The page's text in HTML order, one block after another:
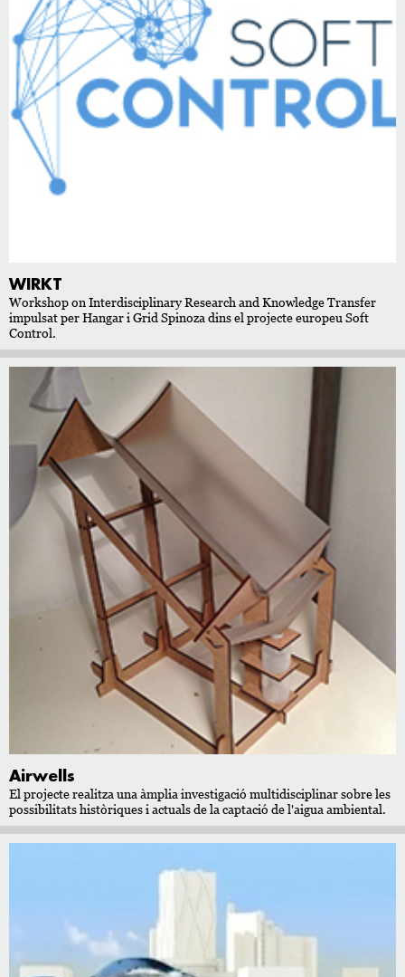
WIRKT
Workshop on Interdisciplinary Research and Knowledge Transfer
impulsat per Hangar i Grid Spinoza dins el projecte europeu Soft
Control.
Airwells
El projecte realitza una àmplia investigació multidisciplinar sobre les
possibilitats històriques i actuals de la captació de l'aigua ambiental.